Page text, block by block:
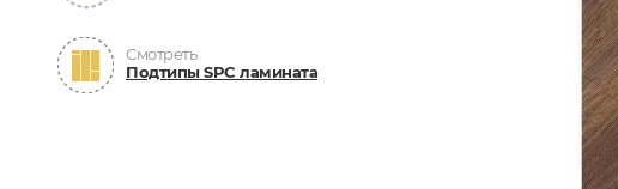
Смотреть
Подтипы SPC ламината